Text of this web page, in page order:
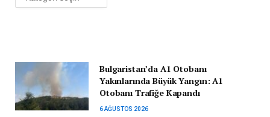
Bulgaristan’da A1 Otobanı
Yakınlarında Büyük Yangın: A1
Otobanı Trafiğe Kapandı
6 AĞUSTOS 2026